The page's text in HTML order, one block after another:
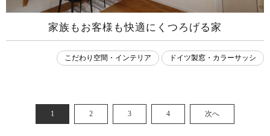
家族もお客様も快適にくつろげる家
こだわり空間・インテリア ドイツ製窓・カラーサッシ
1 2 3 4 次へ